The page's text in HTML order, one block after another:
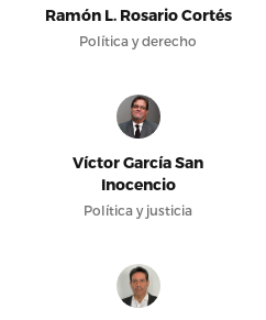
Ramón L. Rosario Cortés
Política y derecho
Víctor García San
Inocencio
Política y justicia